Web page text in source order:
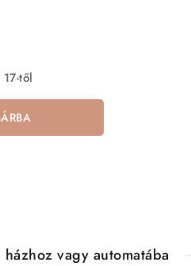
től
házhoz vagy automatába